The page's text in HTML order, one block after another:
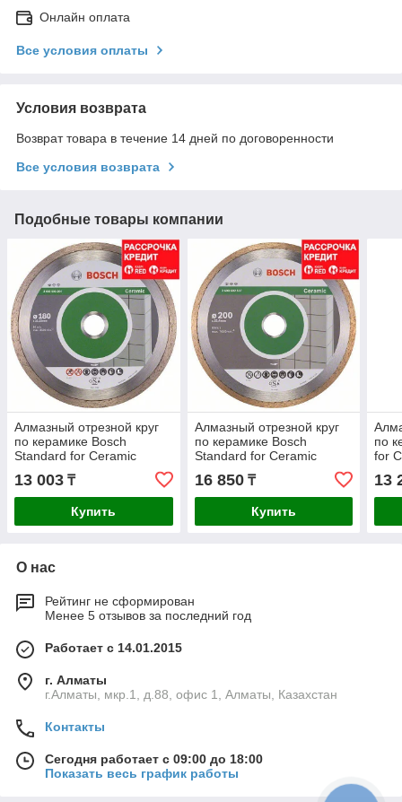
Онлайн оплата
Все условия оплаты
Условия возврата
Возврат товара в течение 14 дней по договоренности
Все условия возврата
Подобные товары компании
Алмазный отрезной круг
по керамике Bosch
Standard for Ceramic
13 003 ₸
Купить
Алмазный отрезной круг
по керамике Bosch
Standard for Ceramic
16 850₸
Купить
по
for
13
О нас
Рейтинг не сформирован
Менее 5 отзывов за последний год
Работает с 14.01.2015
г. Алматы
г.Алматы, мкр.1, д.88, офис 1, Алматы, Казахстан
Контакты
Сегодня работает с 09:00 до 18:00
Показать весь график работы